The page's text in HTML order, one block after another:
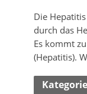
Die
durch das
Es kommt
(Hepatitis).